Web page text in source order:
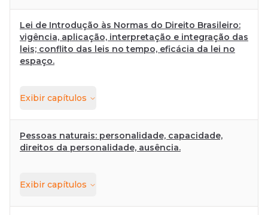
Lei de Introdução às Normas do Direito Brasileiro:
vigência, aplicação, interpretação e integração das
leis; conflito das leis no tempo, eficácia da lei no
espaço.
Exibir capítulos
Pessoas naturais: personalidade, capacidade,
direitos da personalidade, ausência.
Exibir capítulos